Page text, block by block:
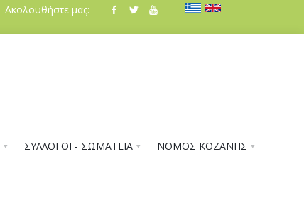
Ακολουθήστε μας:
ΣΥΛΛΟΓΟΙ - ΣΩΜΑΤΕΙΑ ΝΟΜΟΣ ΚΟΖΑΝΗΣ